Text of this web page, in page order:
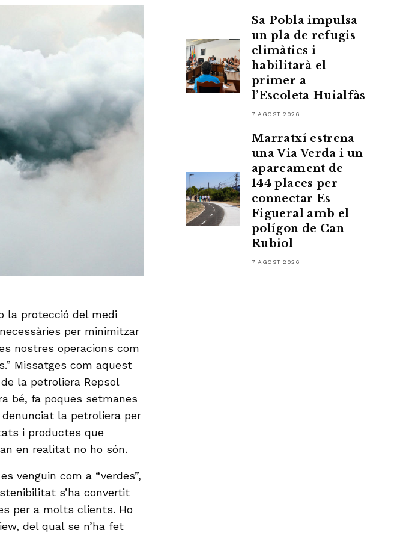
la protecció del medi
per minimitzar
nostres operacions com
Missatges com aquest
la petroliera Repsol
bé, fa poques setmanes
la petroliera per
i productes que
en realitat no ho són.
venguin com a “verdes”,
s’ha convertit
per a molts clients. Ho
del qual se n’ha fet
Sa Pobla impulsa
un pla de refugis
climàtics i
habilitarà el
primer a
l’Escoleta Huialfàs
7 AGOST 2026
Marratxí estrena
una Via Verda i un
aparcament de
144 places per
connectar Es
Figueral amb el
polígon de Can
Rubiol
7 AGOST 2026